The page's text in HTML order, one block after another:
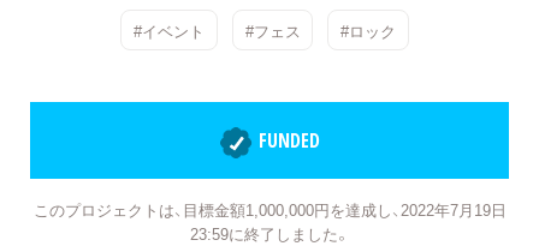
#イベント #フェス #ロック
FUNDED
このプロジェクトは、目標金額1,000,000円を達成し、2022年7月19日
23:59に終了しました。